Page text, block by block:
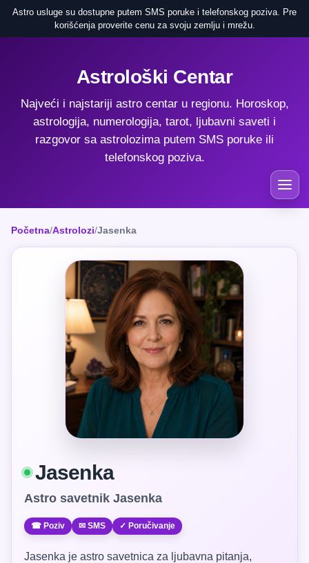
Astro usluge su dostupne putem SMS poruke i telefonskog poziva. Pre
korišćenja proverite cenu za svoju zemlju i mrežu.
Astrološki Centar
Najveći i najstariji astro centar u regionu. Horoskop,
astrologija, numerologija, tarot, ljubavni saveti i
razgovor sa astrolozima putem SMS poruke ili
telefonskog poziva.
Početna/Astrolozi/Jasenka
Jasenka
Astro savetnik Jasenka
☎ Poziv ✉ SMS ✓ Poručivanje
Jasenka je astro savetnica za ljubavna pitanja,